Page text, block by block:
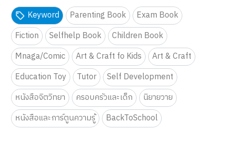
Keyword Parenting Book
Exam Book
Fiction
Selfhelp Book
Children Book
Mnaga/Comic
Art & Craft fo Kids
Art & Craft
Education Toy
Tutor
Self Development
หนังสือจิตวิทยา
ครอบครัวและเด็ก
นิยายวาย
หนังสือและการ์ตูนความรู้
BackToSchool